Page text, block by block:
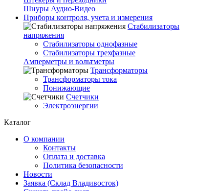
Шнуры Аудио-Видео
Приборы контроля, учета и измерения
Стабилизаторы
напряжения
Стабилизаторы однофазные
Стабилизаторы трехфазные
Амперметры и вольтметры
Трансформаторы
Трансформаторы тока
Понижающие
Счетчики
Электроэнергии
Каталог
О компании
Контакты
Оплата и доставка
Политика безопасности
Новости
Заявка (Склад Владивосток)